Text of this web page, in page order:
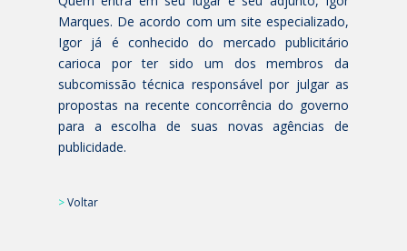
Marques. De acordo com um site especializado,
Igor já é conhecido do mercado publicitário
carioca por ter sido um dos membros da
subcomissão técnica responsável por julgar as
propostas na recente concorrência do governo
para a escolha de suas novas agências de
publicidade.
>Voltar